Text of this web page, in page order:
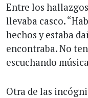
Entre los
llevaba casco.
hechos y estaba
encontraba. No
escuchando
Otra de las